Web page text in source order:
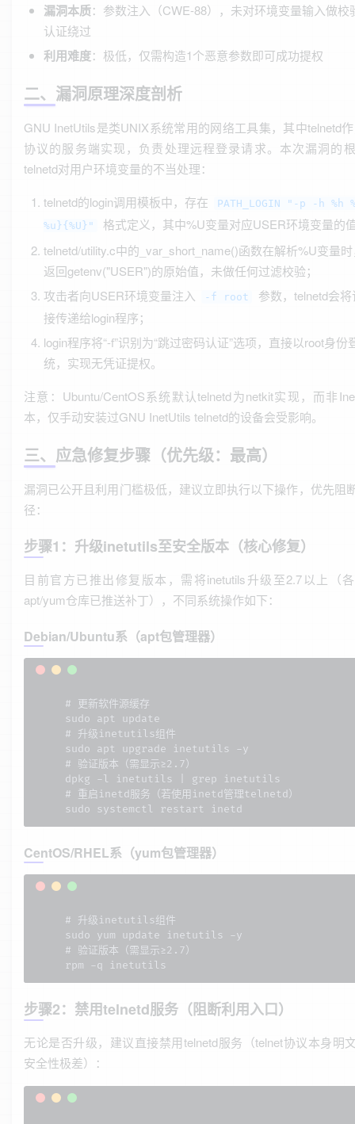
漏洞本质：参数注入（CWE-88），未对环境变量输入做校
认证绕过
利用难度：极低，仅需构造1个恶意参数即可成功提权
二、漏洞原理深度剖析
GNU InetUtils是类UNIX系统常用的网络工具集，其中telnetd
协议的服务端实现，负责处理远程登录请求。本次漏洞的
telnetd对用户环境变量的不当处理：
telnetd的login调用模板中，存在
PATH_LOGIN "-p -h %h
%u}{%U}"
格式定义，其中%U变量对应USER环境变量的
telnetd/utility.c中的_var_short_name()函数在解析%U变量
返回getenv("USER")的原始值，未做任何过滤校验；
攻击者向USER环境变量注入
-f root
参数，telnetd会
接传递给login程序；
login程序将“-f”识别为“跳过密码认证”选项，直接以root身份
统，实现无凭证提权。
注意：Ubuntu/CentOS系统默认telnetd为netkit实现，而非
本，仅手动安装过GNU InetUtils telnetd的设备会受影响。
三、应急修复步骤（优先级：最高）
漏洞已公开且利用门槛极低，建议立即执行以下操作，优先阻
径：
步骤1：升级inetutils至安全版本（核心修复）
目前官方已推出修复版本，需将inetutils升级至2.7以上（
apt/yum仓库已推送补丁），不同系统操作如下：
Debian/Ubuntu系（apt包管理器）
# 更新软件源缓存
sudo apt update
# 升级inetutils组件
sudo apt upgrade inetutils -y
# 验证版本（需显示≥2.7）
dpkg -l inetutils | grep inetutils
# 重启inetd服务（若使用inetd管理telnetd）
sudo systemctl restart inetd
CentOS/RHEL系（yum包管理器）
# 升级inetutils组件
sudo yum update inetutils -y
# 验证版本（需显示≥2.7）
rpm -q inetutils
步骤2：禁用telnetd服务（阻断利用入口）
无论是否升级，建议直接禁用telnetd服务（telnet协议本身明
安全性极差）：